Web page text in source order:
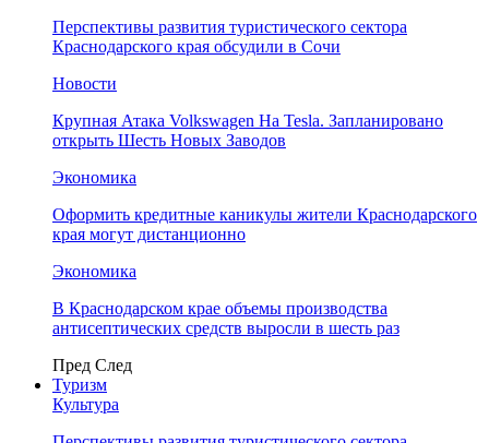
Перспективы развития туристического сектора
Краснодарского края обсудили в Сочи
Новости
Крупная Атака Volkswagen На Tesla. Запланировано
открыть Шесть Новых Заводов
Экономика
Оформить кредитные каникулы жители Краснодарского
края могут дистанционно
Экономика
В Краснодарском крае объемы производства
антисептических средств выросли в шесть раз
Пред След
Туризм
Культура